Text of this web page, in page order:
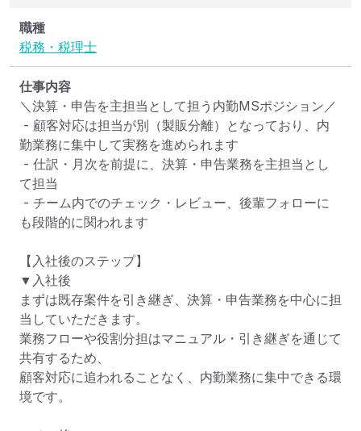
職種
税務・税理士
仕事内容
＼決算・申告を主担当として担う内勤MSポジション／
勤業務に集中して実務を進められます
て担当
も段階的に関われます
【入社後のステップ】
▼入社後
まずは既存案件を引き継ぎ、決算・申告業務を中心に担
当していただきます。
業務フローや役割分担はマニュアル・引き継ぎを通じて
共有するため、
顧客対応に追われることなく、内勤業務に集中できる環
境です。